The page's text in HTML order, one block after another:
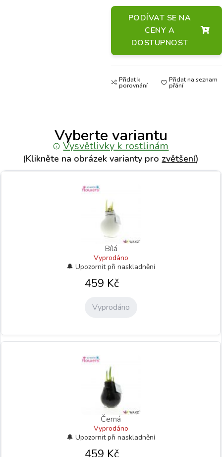
PODÍVAT SE NA
CENY A
DOSTUPNOST
Přidat k
porovnání
Přidat na seznam
přání
Vyberte variantu
Vysvětlivky k rostlinám
(Klikněte na obrázek varianty pro zvětšení)
Bílá
Vyprodáno
459 Kč
Vyprodáno
Černá
Vyprodáno
459 Kč